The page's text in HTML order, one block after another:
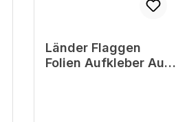
Länder Flaggen
Folien Aufkleber Auto